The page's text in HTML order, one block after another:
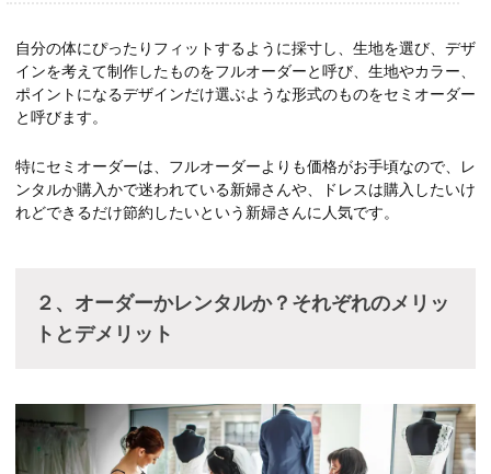
自分の体にぴったりフィットするように採寸し、生地を選び、デザ
インを考えて制作したものをフルオーダーと呼び、生地やカラー、
ポイントになるデザインだけ選ぶような形式のものをセミオーダー
と呼びます。
特にセミオーダーは、フルオーダーよりも価格がお手頃なので、レ
ンタルか購入かで迷われている新婦さんや、ドレスは購入したいけ
れどできるだけ節約したいという新婦さんに人気です。
２、オーダーかレンタルか？それぞれのメリッ
トとデメリット